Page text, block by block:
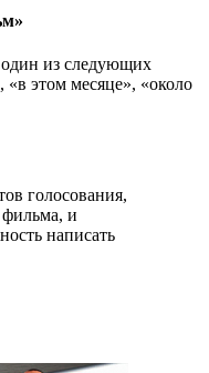
один из следующих
«в этом месяце», «около
голосования,
фильма, и
написать